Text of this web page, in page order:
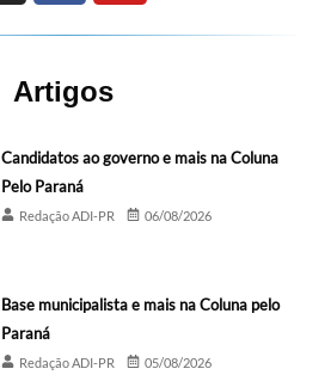
Artigos
Candidatos ao governo e mais na Coluna
Pelo Paraná
Redação ADI-PR 06/08/2026
Base municipalista e mais na Coluna pelo
Paraná
Redação ADI-PR 05/08/2026